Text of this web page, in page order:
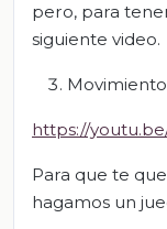
pero, para
siguiente video.
https://
Para que te
hagamos un